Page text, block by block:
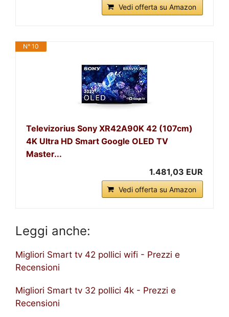
Vedi offerta su Amazon
N° 10
Televizorius Sony XR42A90K 42 (107cm)
4K Ultra HD Smart Google OLED TV
Master...
1.481,03 EUR
Vedi offerta su Amazon
Leggi anche:
Migliori Smart tv 42 pollici wifi - Prezzi e
Recensioni
Migliori Smart tv 32 pollici 4k - Prezzi e
Recensioni